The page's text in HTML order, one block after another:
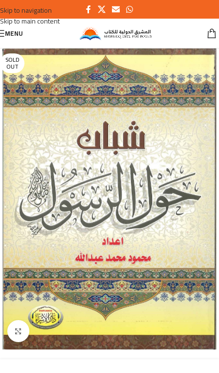
Skip to navigation
Skip to main content
MENU
SOLD
OUT
Click to enlarge